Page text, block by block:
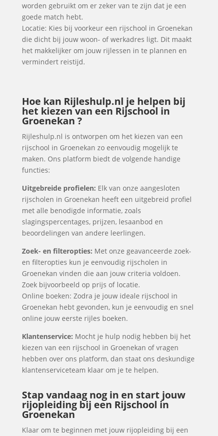
worden gebruikt om er zeker van te zijn dat je een
goede match hebt.
Locatie: Kies bij voorkeur een rijschool in Groenekan
die dicht bij jouw woon- of werkadres ligt. Dit maakt
het makkelijker om jouw rijlessen in te plannen en
vermindert reistijd.
Hoe kan Rijleshulp.nl je helpen bij
het kiezen van een Rijschool in
Groenekan ?
Rijleshulp.nl is ontworpen om het kiezen van een
rijschool in Groenekan zo eenvoudig mogelijk te
maken. Ons platform biedt de volgende handige
functies:
Uitgebreide profielen: Elk van onze aangesloten
rijscholen in Groenekan heeft een uitgebreid profiel
met alle benodigde informatie, zoals
slagingspercentages, prijzen, lesaanbod en
beoordelingen van andere leerlingen.
Zoek- en filteropties: Met onze geavanceerde zoek-
en filteropties kun je eenvoudig rijscholen in
Groenekan vinden die aan jouw criteria voldoen.
Zoek bijvoorbeeld op prijs of locatie.
Online boeken: Zodra je jouw ideale rijschool in
Groenekan hebt gevonden, kun je eenvoudig en snel
online jouw eerste rijles boeken.
Klantenservice: Mocht je hulp nodig hebben bij het
kiezen van een rijschool in Groenekan of vragen
hebben over ons platform, dan staat ons deskundige
klantenserviceteam klaar om je te helpen.
Stap vandaag nog in en start jouw
rijopleiding bij een Rijschool in
Groenekan
Klaar om te beginnen met jouw rijopleiding bij een